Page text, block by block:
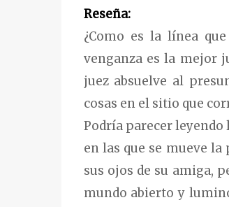
Reseña:
¿Como es la línea
venganza es la mejor
juez absuelve al
cosas en el sitio que
Podría parecer
en las que se mueve
sus ojos de su amiga,
mundo abierto y